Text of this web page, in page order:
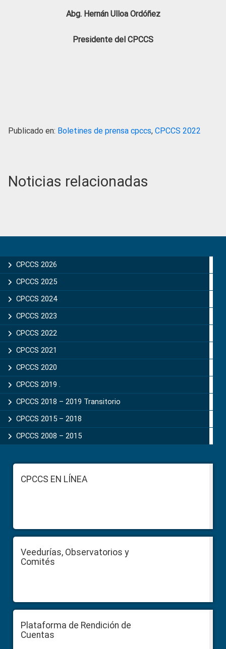
Abg. Hernán Ulloa Ordóñez
Presidente del CPCCS
Publicado en: Boletines de prensa cpccs, CPCCS 2022
Noticias relacionadas
Sidebar
CPCCS 2026
CPCCS 2025
CPCCS 2024
CPCCS 2023
CPCCS 2022
CPCCS 2021
CPCCS 2020
CPCCS 2019 .
CPCCS 2018 – 2019 Transitorio
CPCCS 2015 – 2018
CPCCS 2008 – 2015
FooterCPCCS EN LÍNEA
Veedurías, Observatorios y
Comités
Plataforma de Rendición de
Cuentas